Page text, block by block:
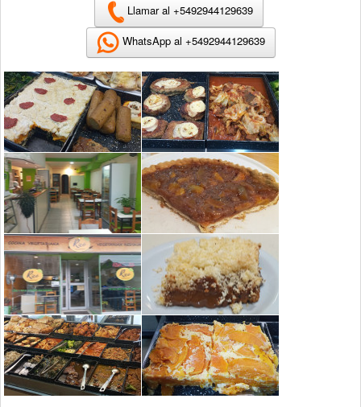
Llamar al +5492944129639
WhatsApp al +5492944129639